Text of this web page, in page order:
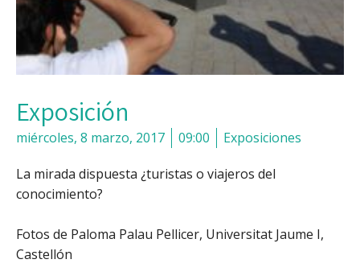
Exposición
miércoles, 8 marzo, 2017 09:00 Exposiciones
La mirada dispuesta ¿turistas o viajeros del
conocimiento?
Fotos de Paloma Palau Pellicer, Universitat Jaume I,
Castellón